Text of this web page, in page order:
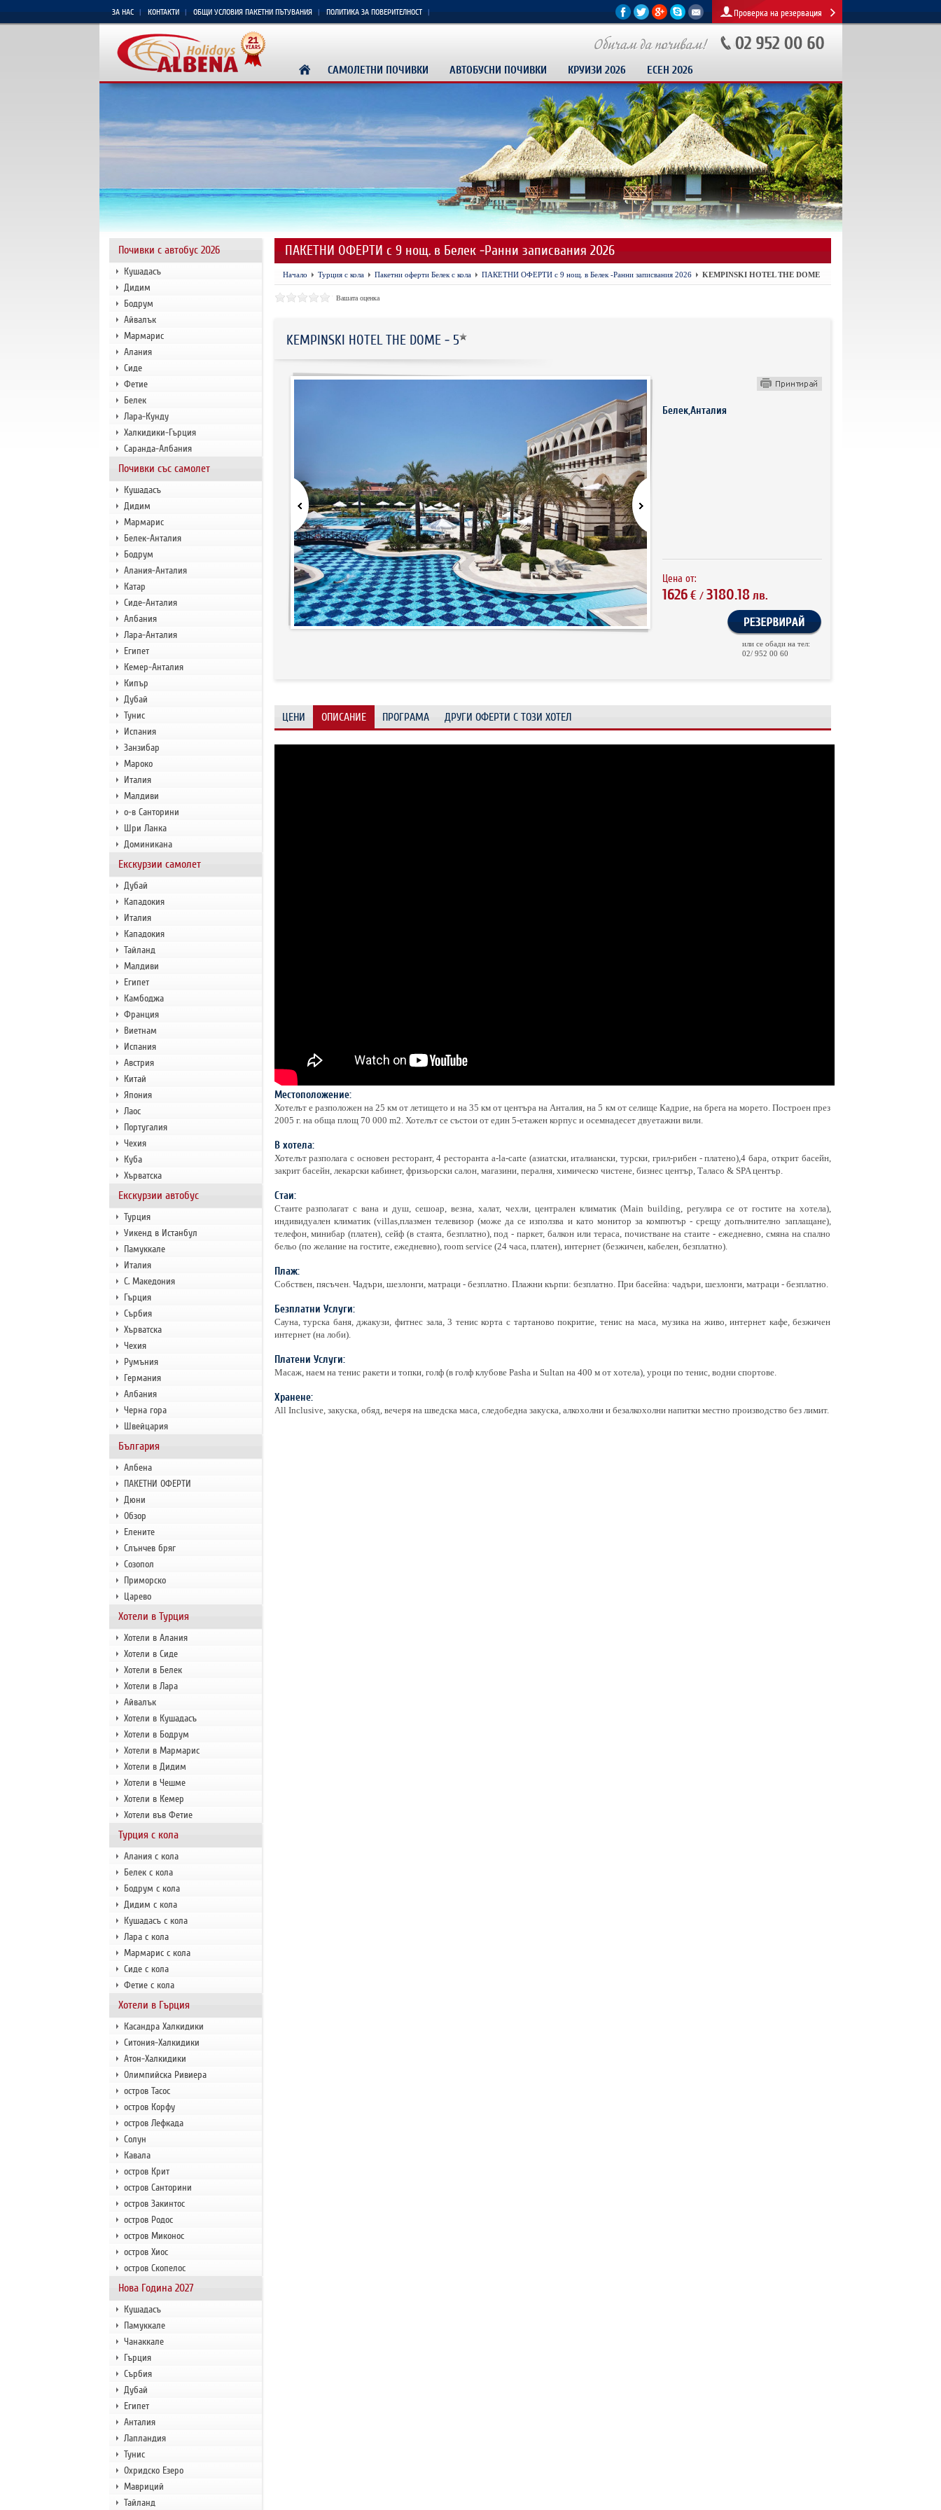
ЗА НАС КОНТАКТИ ОБЩИ УСЛОВИЯ ПАКЕТНИ ПЪТУВАНИЯ ПОЛИТИКА ЗА ПОВЕРИТЕЛНОСТ Проверка на резервация
САМОЛЕТНИ ПОЧИВКИ АВТОБУСНИ ПОЧИВКИ КРУИЗИ 2026 ЕСЕН 2026
Почивки с автобус 2026
Кушадасъ
Дидим
Бодрум
Айвалък
Мармарис
Алания
Сиде
Фетие
Белек
Лара-Кунду
Халкидики-Гърция
Саранда-Албания
Почивки със самолет
Кушадасъ
Дидим
Мармарис
Белек-Анталия
Бодрум
Алания-Анталия
Катар
Сиде-Анталия
Албания
Лара-Анталия
Египет
Кемер-Анталия
Кипър
Дубай
Тунис
Испания
Занзибар
Мароко
Италия
Малдиви
о-в Санторини
Шри Ланка
Доминикана
Екскурзии самолет
Дубай
Кападокия
Италия
Кападокия
Тайланд
Малдиви
Египет
Камбоджа
Франция
Виетнам
Испания
Австрия
Китай
Япония
Лаос
Португалия
Чехия
Куба
Хърватска
Екскурзии автобус
Турция
Уикенд в Истанбул
Памуккале
Италия
С. Македония
Гърция
Сърбия
Хърватска
Чехия
Румъния
Германия
Албания
Черна гора
Швейцария
България
Албена
ПАКЕТНИ ОФЕРТИ
Дюни
Обзор
Елените
Слънчев бряг
Созопол
Приморско
Царево
Хотели в Турция
Хотели в Алания
Хотели в Сиде
Хотели в Белек
Хотели в Лара
Айвалък
Хотели в Кушадасъ
Хотели в Бодрум
Хотели в Мармарис
Хотели в Дидим
Хотели в Чешме
Хотели в Кемер
Хотели във Фетие
Турция с кола
Алания с кола
Белек с кола
Бодрум с кола
Дидим с кола
Кушадасъ с кола
Лара с кола
Мармарис с кола
Сиде с кола
Фетие с кола
Хотели в Гърция
Касандра Халкидики
Ситония-Халкидики
Атон-Халкидики
Олимпийска Ривиера
остров Тасос
остров Корфу
остров Лефкада
Солун
Кавала
остров Крит
остров Санторини
остров Закинтос
остров Родос
остров Миконос
остров Хиос
остров Скопелос
Нова Година 2027
Кушадасъ
Памуккале
Чанаккале
Гърция
Сърбия
Дубай
Египет
Анталия
Лапландия
Тунис
Охридско Езеро
Мавриций
Тайланд
ПАКЕТНИ ОФЕРТИ с 9 нощ. в Белек -Ранни записвания 2026
Начало Турция с кола Пакетни оферти Белек с кола ПАКЕТНИ ОФЕРТИ с 9 нощ. в Белек -Ранни записвания 2026 KEMPINSKI HOTEL THE DOME
Вашата оценка
KEMPINSKI HOTEL THE DOME - 5
Белек,Анталия
Цена от:
1626 €/ 3180.18 лв.
или се обади на тел:
02/ 952 00 60
ЦЕНИ ОПИСАНИЕ ПРОГРАМА ДРУГИ ОФЕРТИ С ТОЗИ ХОТЕЛ
Местоположение:
Хотелът е разположен на 25 км от летището и на 35 км от центъра на Анталия, на 5 км от селище Кадрие, на брега на морето. Построен през
2005 г. на обща площ 70 000 m2. Хотелът се състои от един 5-етажен корпус и осемнадесет двуетажни вили.
В хотела:
Хотелът разполага с основен ресторант, 4 ресторанта a-la-carte (азиатски, италиански, турски, грил-рибен - платено),4 бара, открит басейн,
закрит басейн, лекарски кабинет, фризьорски салон, магазини, пералня, химическо чистене, бизнес център, Таласо & SPA център.
Стаи:
Стаите разполагат с вана и душ, сешоар, везна, халат, чехли, централен климатик (Main building, регулира се от гостите на хотела),
индивидуален климатик (villas,плазмен телевизор (може да се използва и като монитор за компютър - срещу допълнително заплащане),
телефон, минибар (платен), сейф (в стаята, безплатно), под - паркет, балкон или тераса, почистване на стаите - ежедневно, смяна на спално
бельо (по желание на гостите, ежедневно), room service (24 часа, платен), интернет (безжичен, кабелен, безплатно).
Плаж:
Собствен, пясъчен. Чадъри, шезлонги, матраци - безплатно. Плажни кърпи: безплатно. При басейна: чадъри, шезлонги, матраци - безплатно.
Безплатни Услуги:
Сауна, турска баня, джакузи, фитнес зала, 3 тенис корта с тартаново покритие, тенис на маса, музика на живо, интернет кафе, безжичен
интернет (на лоби).
Платени Услуги:
Масаж, наем на тенис ракети и топки, голф (в голф клубове Pasha и Sultan на 400 м от хотела), уроци по тенис, водни спортове.
Хранене:
All Inclusive, закуска, обяд, вечеря на шведска маса, следобедна закуска, алкохолни и безалкохолни напитки местно производство без лимит.